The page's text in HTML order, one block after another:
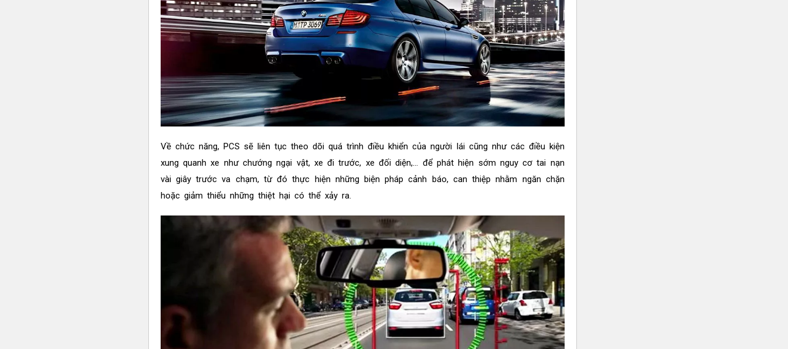
Về chức năng, PCS sẽ liên tục theo dõi quá trình điều khiển của người lái cũng như các điều kiện
xung quanh xe như chướng ngại vật, xe đi trước, xe đối diện,… để phát hiện sớm nguy cơ tai nạn
vài giây trước va chạm, từ đó thực hiện những biện pháp cảnh báo, can thiệp nhằm ngăn chặn
hoặc giảm thiểu những thiệt hại có thể xảy ra.